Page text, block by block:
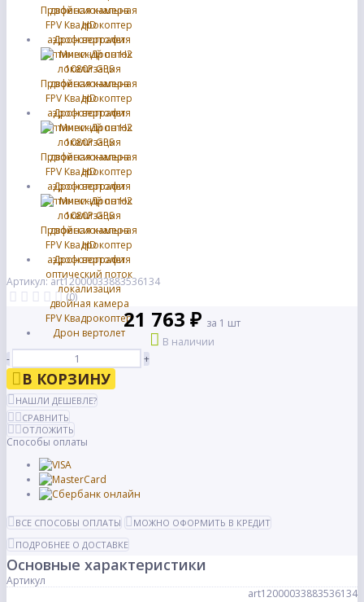
Артикул: art12000033883536134
(0)
21 763 ₽ за 1 шт
В наличии
-
+
В КОРЗИНУ
НАШЛИ ДЕШЕВЛЕ?
СРАВНИТЬ
ОТЛОЖИТЬ
Способы оплаты
ВСЕ СПОСОБЫ ОПЛАТЫ
МОЖНО ОФОРМИТЬ В КРЕДИТ
ПОДРОБНЕЕ О ДОСТАВКЕ
Основные характеристики
Артикул
art12000033883536134